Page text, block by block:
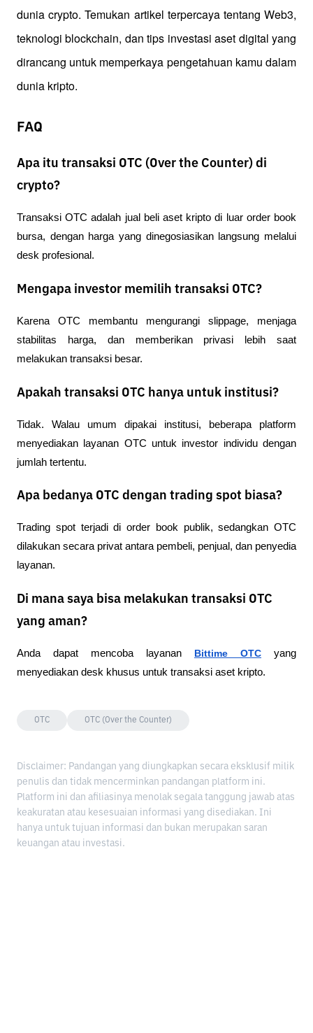
dunia crypto. Temukan artikel terpercaya tentang Web3,
teknologi blockchain, dan tips investasi aset digital yang
dirancang untuk memperkaya pengetahuan kamu dalam
dunia kripto.
FAQ
Apa itu transaksi OTC (Over the Counter) di
crypto?
Transaksi OTC adalah jual beli aset kripto di luar order book
bursa, dengan harga yang dinegosiasikan langsung melalui
desk profesional.
Mengapa investor memilih transaksi OTC?
Karena OTC membantu mengurangi slippage, menjaga
stabilitas harga, dan memberikan privasi lebih saat
melakukan transaksi besar.
Apakah transaksi OTC hanya untuk institusi?
Tidak. Walau umum dipakai institusi, beberapa platform
menyediakan layanan OTC untuk investor individu dengan
jumlah tertentu.
Apa bedanya OTC dengan trading spot biasa?
Trading spot terjadi di order book publik, sedangkan OTC
dilakukan secara privat antara pembeli, penjual, dan penyedia
layanan.
Di mana saya bisa melakukan transaksi OTC
yang aman?
Anda dapat mencoba layanan Bittime OTC yang
menyediakan desk khusus untuk transaksi aset kripto.
OTC OTC (Over the Counter)
Disclaimer: Pandangan yang diungkapkan secara eksklusif milik
penulis dan tidak mencerminkan pandangan platform ini.
Platform ini dan afiliasinya menolak segala tanggung jawab atas
keakuratan atau kesesuaian informasi yang disediakan. Ini
hanya untuk tujuan informasi dan bukan merupakan saran
keuangan atau investasi.